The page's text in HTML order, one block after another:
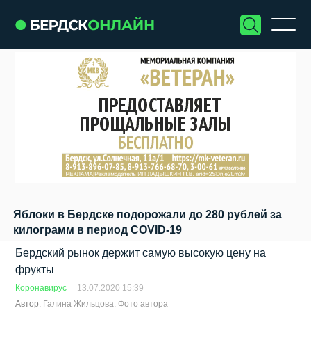
Яблоки в Бердске подорожали до 280 рублей за
килограмм в период COVID-19
Бердский рынок держит самую высокую цену на
фрукты
Коронавирус
13.07.2020 15:39
Автор: Галина Жильцова. Фото автора